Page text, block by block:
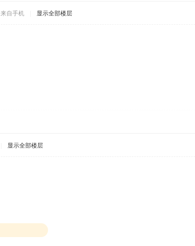
来自手机 显示全部楼层
显示全部楼层